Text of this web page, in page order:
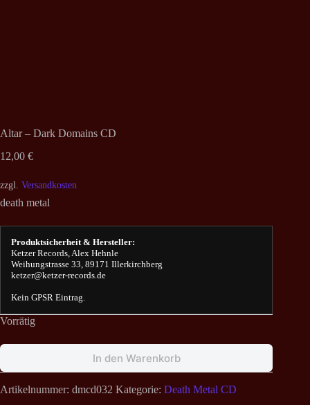
Altar – Dark Domains CD
12,00 €
zzgl. Versandkosten
death metal
Produktsicherheit & Hersteller:
Ketzer Records, Alex Hehnle
Weihungstrasse 33, 89171 Illerkirchberg
ketzer@ketzer-records.de
Kein GPSR Eintrag.
Vorrätig
In den Warenkorb
Artikelnummer: dmcd032 Kategorie: Death Metal CD